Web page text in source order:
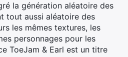
la génération aléatoire des
tout aussi aléatoire des
les mêmes textures, les
personnages pour les
ToeJam & Earl est un titre